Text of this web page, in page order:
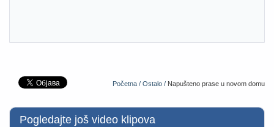
Početna / Ostalo / Napušteno prase u novom domu
Pogledajte još video klipova